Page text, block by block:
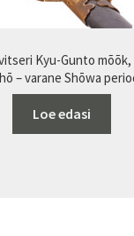
Kyu-Gunto mõõk,
– varane Shōwa
Loe edasi